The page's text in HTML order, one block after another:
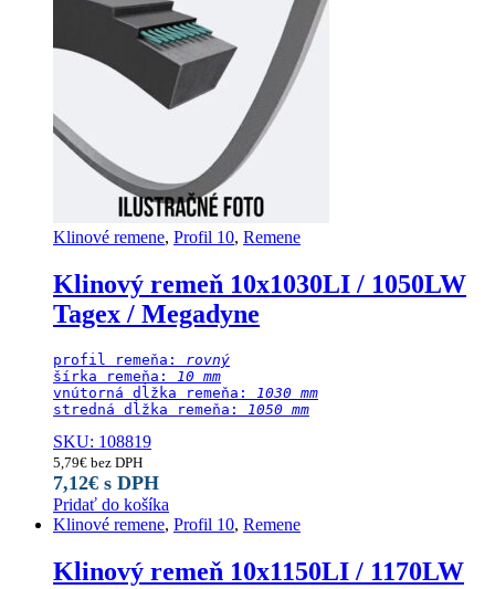
Klinové remene, Profil 10, Remene
Klinový remeň 10x1030LI / 1050LW
Tagex / Megadyne
profil remeňa: rovný
šírka remeňa:
10 mm
vnútorná dĺžka remeňa:
1030 mm
stredná dĺžka remeňa:
1050 mm
SKU: 108819
5,79€ bez DPH
7,12€ s DPH
Pridať do košíka
Klinové remene, Profil 10, Remene
Klinový remeň 10x1150LI / 1170LW